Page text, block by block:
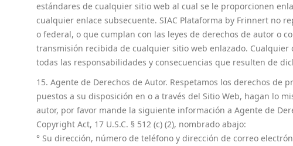
estándares de cualquier sitio web al cual se le proporcionen
cualquier enlace subsecuente. SIAC Plataforma by Frinnert no
o federal, o que cumplan con las leyes de derechos de autor o
transmisión recibida de cualquier sitio web enlazado.
todas las responsabilidades y consecuencias que resulten de
15. Agente de Derechos de Autor. Respetamos los derechos
puestos a su disposición en o a través del Sitio Web, hagan lo
autor, por favor mande la siguiente información a Agente de
Copyright Act, 17 U.S.C. § 512 (c) (2), nombrado abajo:
° Su dirección, número de teléfono y dirección de correo